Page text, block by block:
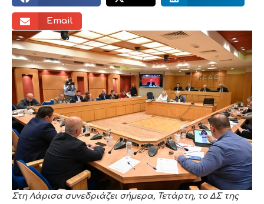
Email
Στη Λάρισα συνεδριάζει σήμερα, Τετάρτη, το ΔΣ της